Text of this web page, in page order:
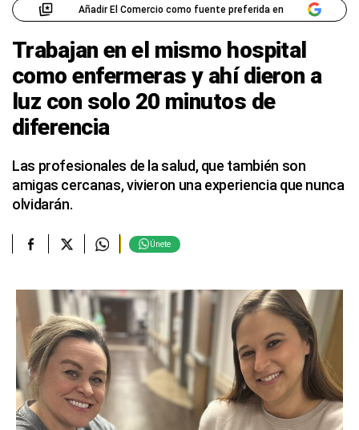
Añadir El Comercio como fuente preferida en
Trabajan en el mismo hospital
como enfermeras y ahí dieron a
luz con solo 20 minutos de
diferencia
Las profesionales de la salud, que también son
amigas cercanas, vivieron una experiencia que nunca
olvidarán.
Únete